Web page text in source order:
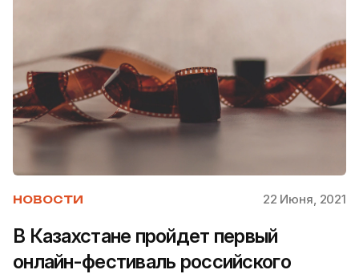
НОВОСТИ 22 Июня, 2021
В Казахстане пройдет первый
онлайн-фестиваль российского